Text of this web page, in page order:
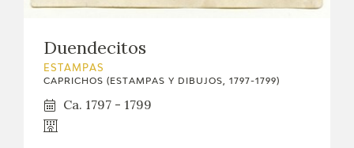
Duendecitos
ESTAMPAS
CAPRICHOS (ESTAMPAS Y DIBUJOS, 1797-1799)
Ca. 1797 - 1799